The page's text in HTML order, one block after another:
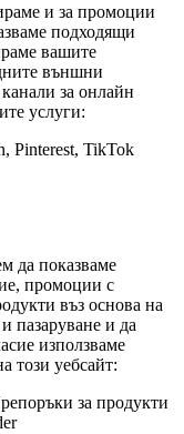
и за промоции
подходящи
вашите
външни
за онлайн
услуги:
Pinterest, TikTok
да показваме
промоции с
въз основа на
пазаруване и да
използваме
този уебсайт:
за продукти